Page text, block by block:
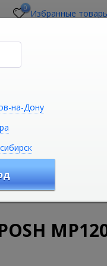
0 Избранные
Климатическая
Решетки для
на-Дону